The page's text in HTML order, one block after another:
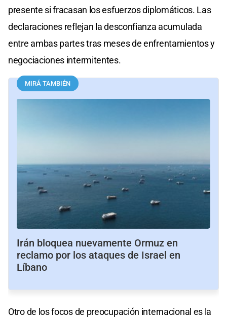
presente si fracasan los esfuerzos diplomáticos. Las
declaraciones reflejan la desconfianza acumulada
entre ambas partes tras meses de enfrentamientos y
negociaciones intermitentes.
MIRÁ TAMBIÉN
Irán bloquea nuevamente Ormuz en
reclamo por los ataques de Israel en
Líbano
Otro de los focos de preocupación internacional es la